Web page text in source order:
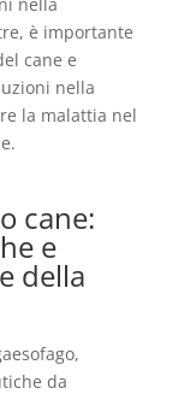
è importante
cane e
nella
la malattia nel
cane:
e
della
da